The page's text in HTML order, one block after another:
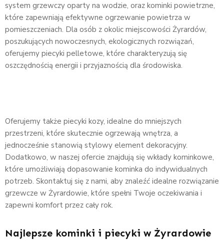
system grzewczy oparty na wodzie, oraz kominki powietrzne,
które zapewniają efektywne ogrzewanie powietrza w
pomieszczeniach. Dla osób z okolic miejscowości Żyrardów,
poszukujących nowoczesnych, ekologicznych rozwiązań,
oferujemy piecyki pelletowe, które charakteryzują się
oszczędnością energii i przyjaznością dla środowiska.
Oferujemy także piecyki kozy, idealne do mniejszych
przestrzeni, które skutecznie ogrzewają wnętrza, a
jednocześnie stanowią stylowy element dekoracyjny.
Dodatkowo, w naszej ofercie znajdują się wkłady kominkowe,
które umożliwiają dopasowanie kominka do indywidualnych
potrzeb. Skontaktuj się z nami, aby znaleźć idealne rozwiązanie
grzewcze w Żyrardowie, które spełni Twoje oczekiwania i
zapewni komfort przez cały rok.
Najlepsze kominki i piecyki w Żyrardowie